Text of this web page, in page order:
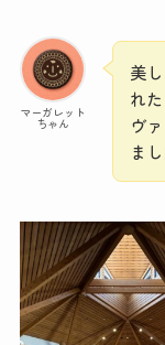
マーガレット
ちゃん
美
れた
ヴ
ま